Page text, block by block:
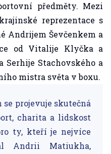
předměty. Mezi
reprezentace s
Andrijem Ševčenkem a
od Vitalije Klyčka a
Serhije Stachovského a
mistra světa v boxu.
projevuje skutečná
charita a lidskost
ty, kteří je nejvíce
Andrii Matiukha,